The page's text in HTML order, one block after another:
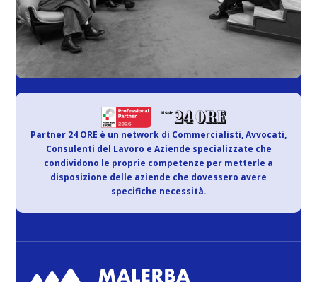
Partner 24 ORE è un network di Commercialisti, Avvocati,
Consulenti del Lavoro e Aziende specializzate che
condividono le proprie competenze per metterle a
disposizione delle aziende che dovessero avere
specifiche necessità.